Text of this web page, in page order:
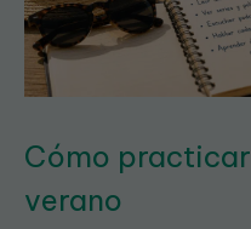
Cómo
verano